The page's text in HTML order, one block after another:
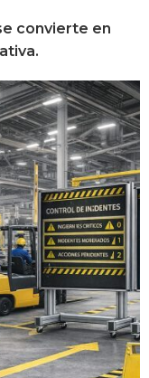
convierte en